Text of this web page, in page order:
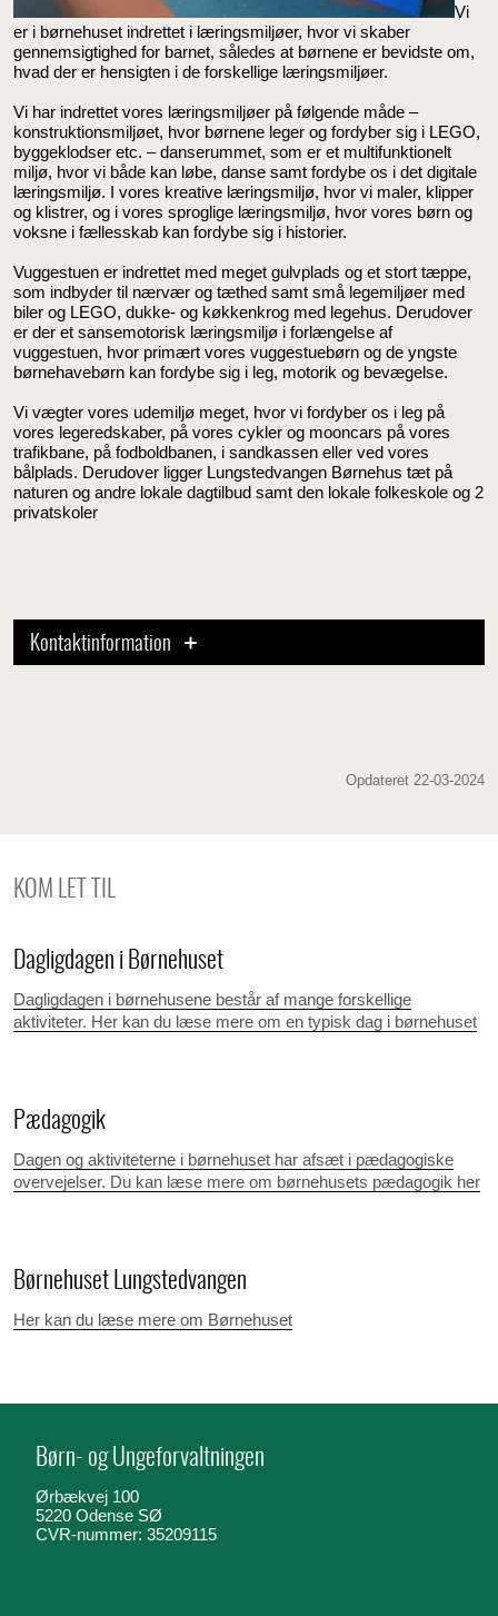
Vi
er i børnehuset indrettet i læringsmiljøer, hvor vi skaber
gennemsigtighed for barnet, således at børnene er bevidste om,
hvad der er hensigten i de forskellige læringsmiljøer.
Vi har indrettet vores læringsmiljøer på følgende måde –
konstruktionsmiljøet, hvor børnene leger og fordyber sig i LEGO,
byggeklodser etc. – danserummet, som er et multifunktionelt
miljø, hvor vi både kan løbe, danse samt fordybe os i det digitale
læringsmiljø. I vores kreative læringsmiljø, hvor vi maler, klipper
og klistrer, og i vores sproglige læringsmiljø, hvor vores børn og
voksne i fællesskab kan fordybe sig i historier.
Vuggestuen er indrettet med meget gulvplads og et stort tæppe,
som indbyder til nærvær og tæthed samt små legemiljøer med
biler og LEGO, dukke- og køkkenkrog med legehus. Derudover
er der et sansemotorisk læringsmiljø i forlængelse af
vuggestuen, hvor primært vores vuggestuebørn og de yngste
børnehavebørn kan fordybe sig i leg, motorik og bevægelse.
Vi vægter vores udemiljø meget, hvor vi fordyber os i leg på
vores legeredskaber, på vores cykler og mooncars på vores
trafikbane, på fodboldbanen, i sandkassen eller ved vores
bålplads. Derudover ligger Lungstedvangen Børnehus tæt på
naturen og andre lokale dagtilbud samt den lokale folkeskole og 2
privatskoler
Kontaktinformation
Opdateret 22-03-2024
KOM LET TIL
Dagligdagen i Børnehuset
Dagligdagen i børnehusene består af mange forskellige
aktiviteter. Her kan du læse mere om en typisk dag i børnehuset
Pædagogik
Dagen og aktiviteterne i børnehuset har afsæt i pædagogiske
overvejelser. Du kan læse mere om børnehusets pædagogik her
Børnehuset Lungstedvangen
Her kan du læse mere om Børnehuset
Børn- og Ungeforvaltningen
Ørbækvej 100
5220 Odense SØ
CVR-nummer: 35209115